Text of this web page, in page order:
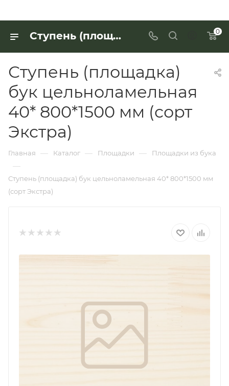
Ступень (площадка) бук цельноламельная 40* 800*1500 мм (сорт Экстра) для работы с деревянными изделиями — купить в «Интерьер Дом» 0
Ступень (площадка)
бук цельноламельная
40* 800*1500 мм (сорт
Экстра)
Главная — Каталог — Площадки — Площадки из бука
—
Ступень (площадка) бук цельноламельная 40* 800*1500 мм
(сорт Экстра)